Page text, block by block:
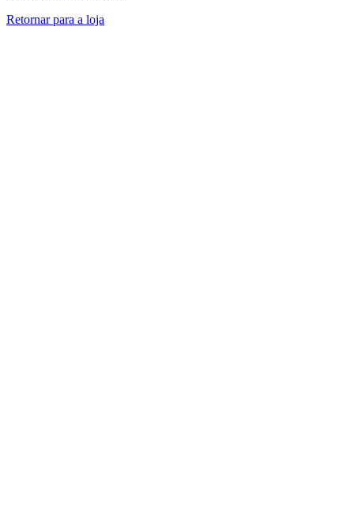
Retornar para a loja